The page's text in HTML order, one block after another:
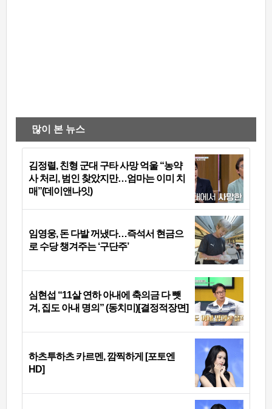
많이 본 뉴스
김정렬, 친형 군대 구타 사망 억울 “농약
사 처리, 범인 찾았지만…엄마는 이미 치
매”(데이앤나잇)
임영웅, 돈 다발 꺼냈다…즉석서 현금으
로 수당 챙겨주는 ‘구단주’
심현섭 “11살 연하 아내에 축의금 다 뺏
겨, 집도 아내 명의” (동치미)[결정적장면]
하츠투하츠 카르멘, 깜찍하게 [포토엔
HD]